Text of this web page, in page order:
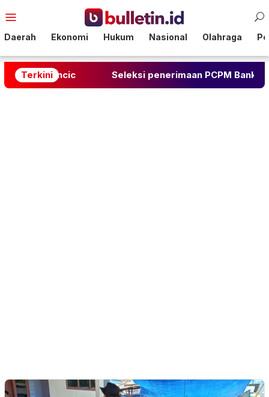
ke
Mobile
Daerah Ekonomi Hukum Nasional Olahraga
Terkini
Bencic Seleksi penerimaan PCPM Bank Indonesia